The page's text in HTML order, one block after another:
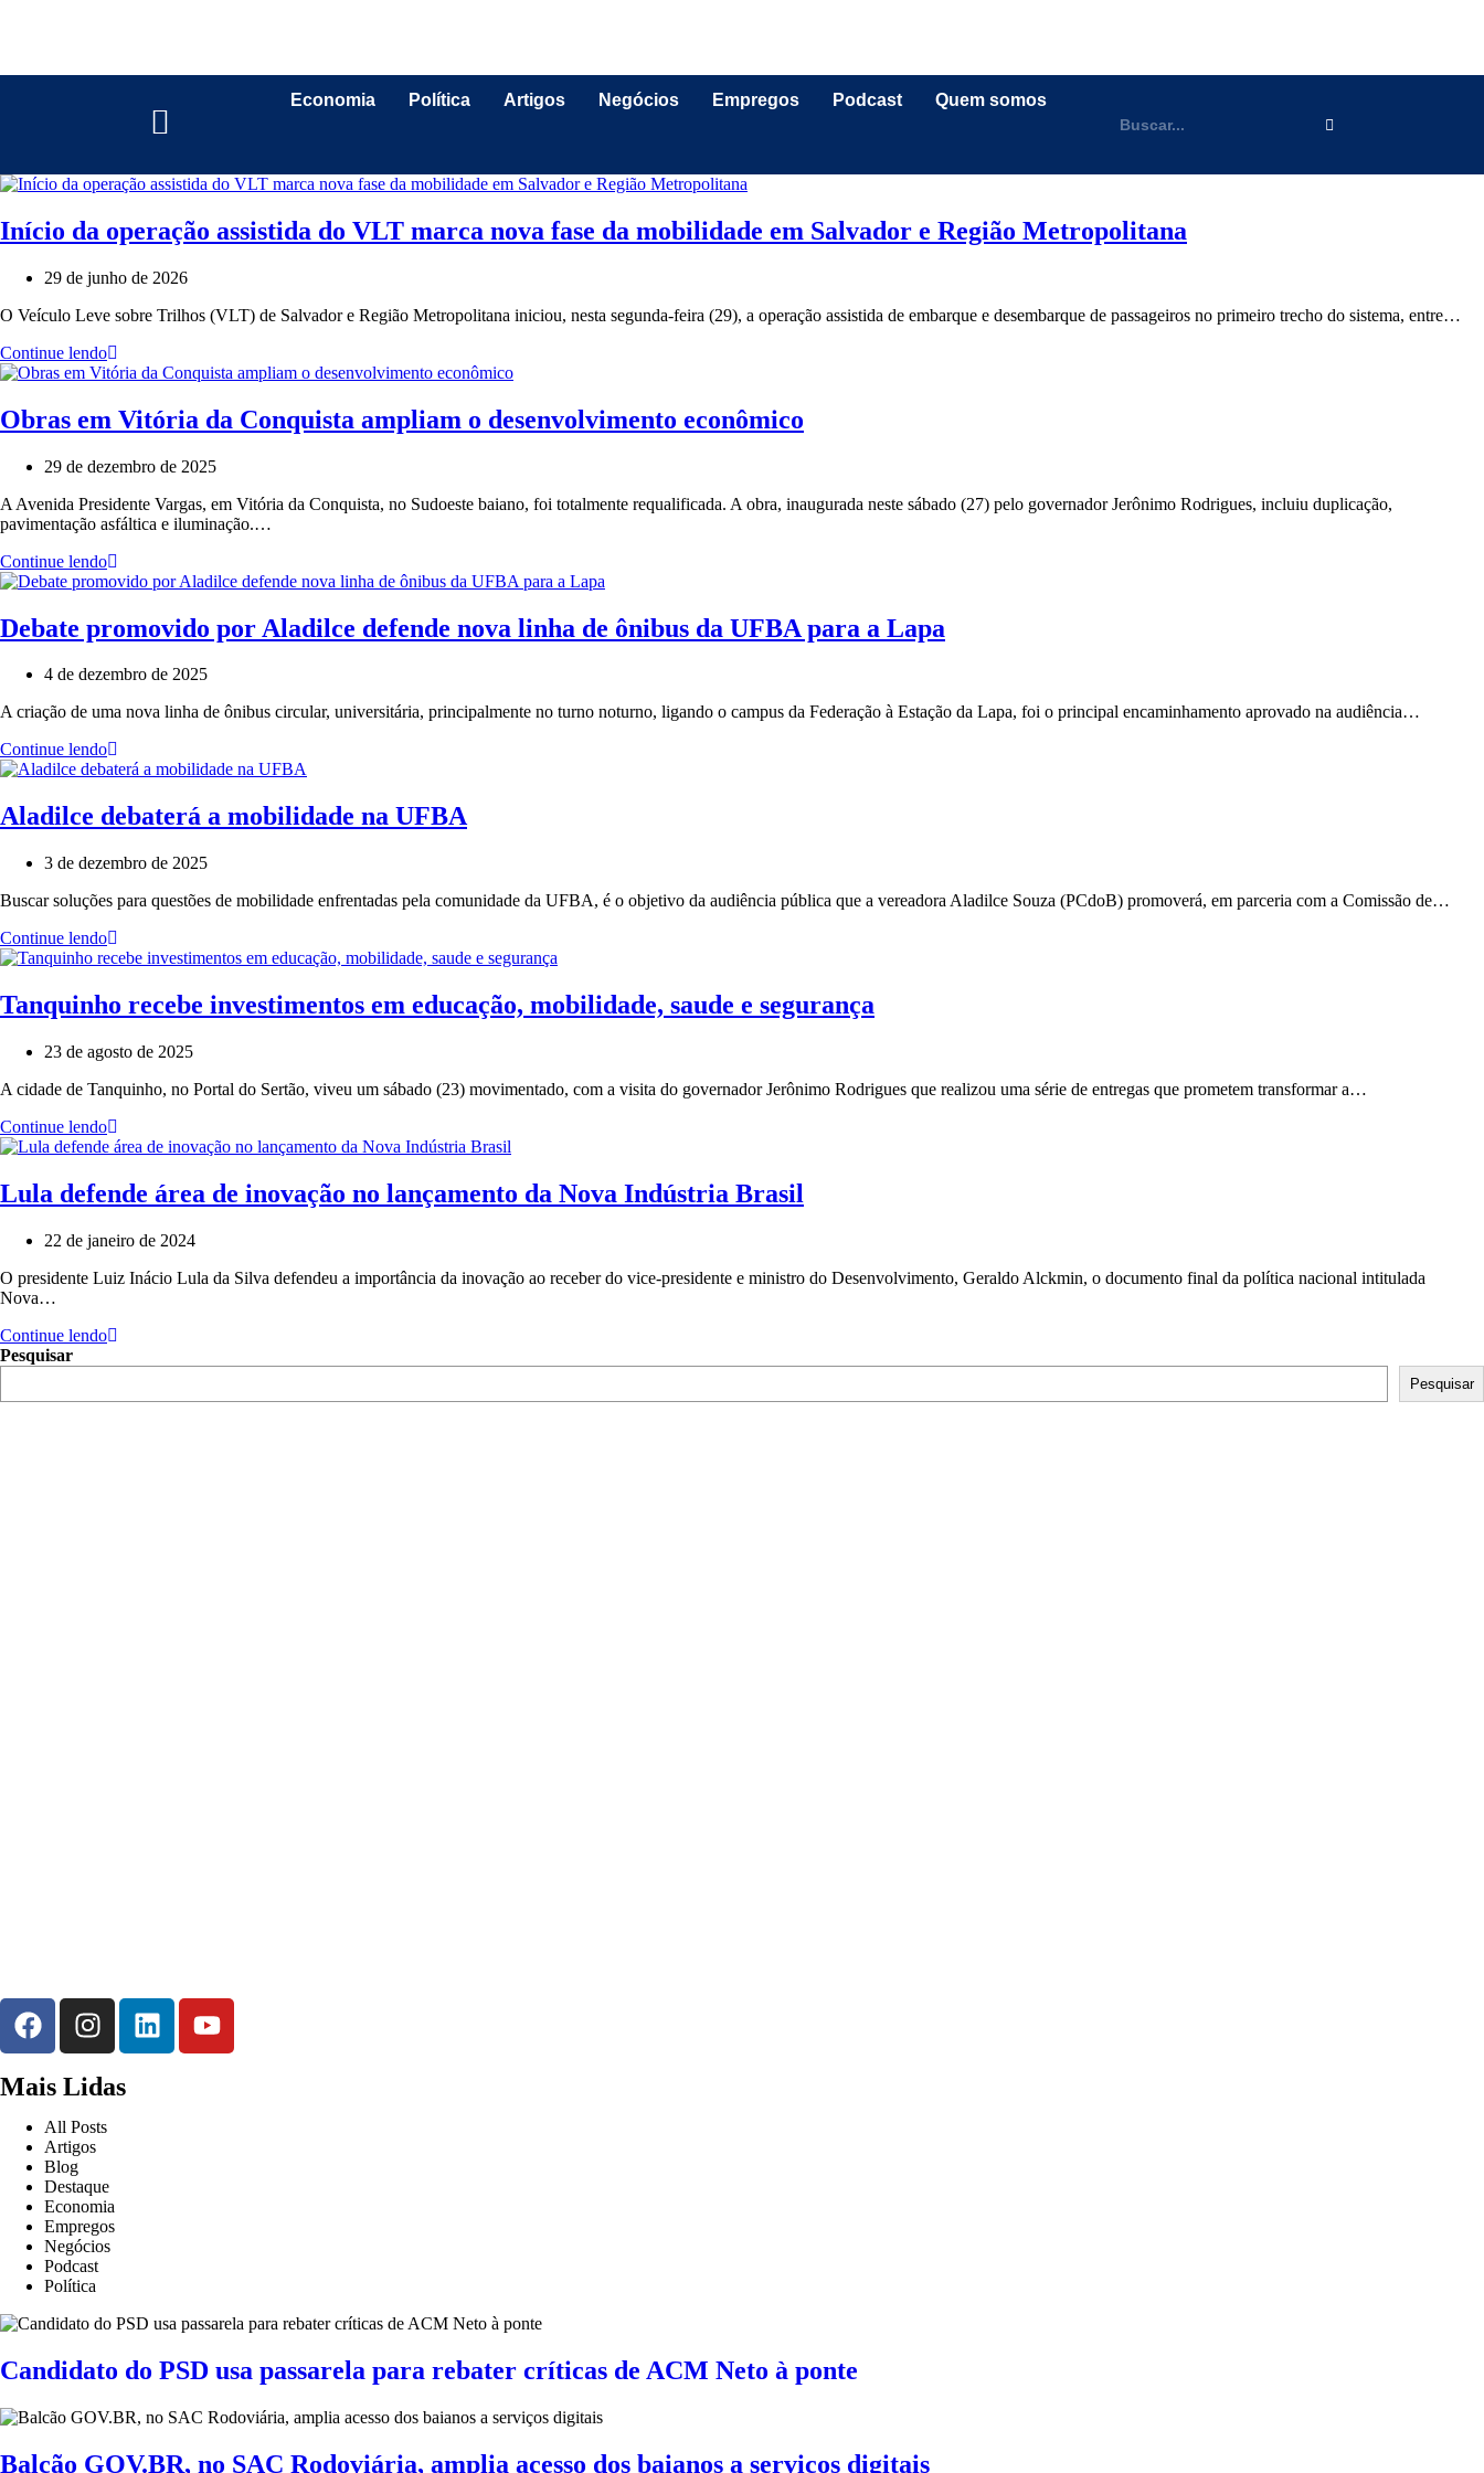
Economia Política Artigos Negócios Empregos Podcast Quem somos
Início da operação assistida do VLT marca nova fase da mobilidade em Salvador e Região Metropolitana
29 de junho de 2026
O Veículo Leve sobre Trilhos (VLT) de Salvador e Região Metropolitana iniciou, nesta segunda-feira (29), a operação assistida de embarque e desembarque de passageiros no primeiro trecho do sistema, entre…
Continue lendo
Obras em Vitória da Conquista ampliam o desenvolvimento econômico
29 de dezembro de 2025
A Avenida Presidente Vargas, em Vitória da Conquista, no Sudoeste baiano, foi totalmente requalificada. A obra, inaugurada neste sábado (27) pelo governador Jerônimo Rodrigues, incluiu duplicação,
pavimentação asfáltica e iluminação.…
Continue lendo
Debate promovido por Aladilce defende nova linha de ônibus da UFBA para a Lapa
4 de dezembro de 2025
A criação de uma nova linha de ônibus circular, universitária, principalmente no turno noturno, ligando o campus da Federação à Estação da Lapa, foi o principal encaminhamento aprovado na audiência…
Continue lendo
Aladilce debaterá a mobilidade na UFBA
3 de dezembro de 2025
Buscar soluções para questões de mobilidade enfrentadas pela comunidade da UFBA, é o objetivo da audiência pública que a vereadora Aladilce Souza (PCdoB) promoverá, em parceria com a Comissão de…
Continue lendo
Tanquinho recebe investimentos em educação, mobilidade, saude e segurança
23 de agosto de 2025
A cidade de Tanquinho, no Portal do Sertão, viveu um sábado (23) movimentado, com a visita do governador Jerônimo Rodrigues que realizou uma série de entregas que prometem transformar a…
Continue lendo
Lula defende área de inovação no lançamento da Nova Indústria Brasil
22 de janeiro de 2024
O presidente Luiz Inácio Lula da Silva defendeu a importância da inovação ao receber do vice-presidente e ministro do Desenvolvimento, Geraldo Alckmin, o documento final da política nacional intitulada
Nova…
Continue lendo
Pesquisar
Pesquisar
Mais Lidas
All Posts
Artigos
Blog
Destaque
Economia
Empregos
Negócios
Podcast
Política
Candidato do PSD usa passarela para rebater críticas de ACM Neto à ponte
Balcão GOV.BR, no SAC Rodoviária, amplia acesso dos baianos a serviços digitais